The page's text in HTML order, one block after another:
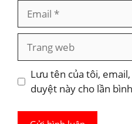
web
Lưu tên của tôi,
duyệt này cho lần